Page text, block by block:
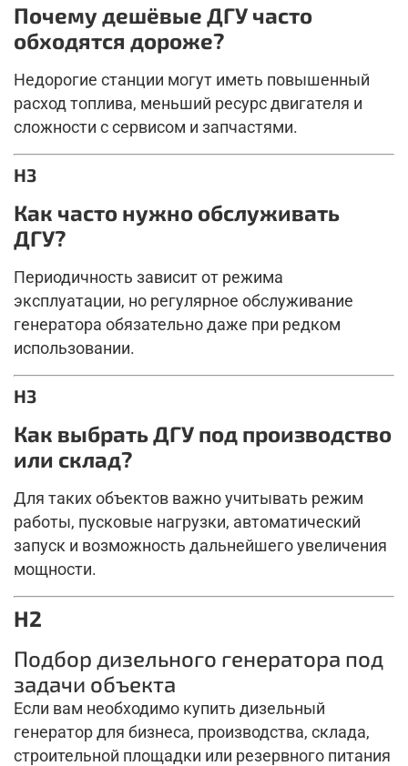
Почему дешёвые ДГУ часто
обходятся дороже?
Недорогие станции могут иметь повышенный
расход топлива, меньший ресурс двигателя и
сложности с сервисом и запчастями.
H3
Как часто нужно обслуживать
ДГУ?
Периодичность зависит от режима
эксплуатации, но регулярное обслуживание
генератора обязательно даже при редком
использовании.
H3
Как выбрать ДГУ под производство
или склад?
Для таких объектов важно учитывать режим
работы, пусковые нагрузки, автоматический
запуск и возможность дальнейшего увеличения
мощности.
H2
Подбор дизельного генератора под
задачи объекта
Если вам необходимо купить дизельный
генератор для бизнеса, производства, склада,
строительной площадки или резервного питания